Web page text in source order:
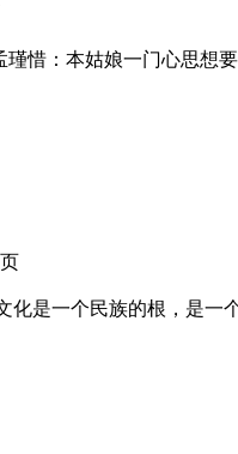
惜：本姑娘一门心思想
是一个民族的根，是一